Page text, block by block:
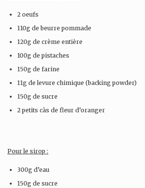
2 oeufs
110g de beurre pommade
120g de crème entière
100g de pistaches
150g de farine
11g de levure chimique (backing powder)
150g de sucre
2 petits càs de fleur d’oranger
Pour le sirop :
300g d’eau
150g de sucre